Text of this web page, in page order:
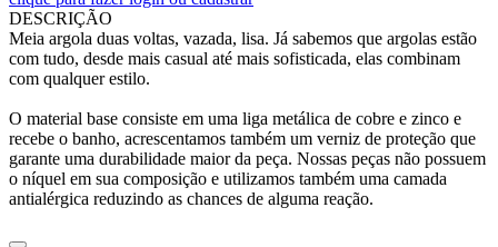
DESCRIÇÃO
Meia argola duas voltas, vazada, lisa. Já sabemos que argolas estão
com tudo, desde mais casual até mais sofisticada, elas combinam
com qualquer estilo.
O material base consiste em uma liga metálica de cobre e zinco e
recebe o banho, acrescentamos também um verniz de proteção que
garante uma durabilidade maior da peça. Nossas peças não possuem
o níquel em sua composição e utilizamos também uma camada
antialérgica reduzindo as chances de alguma reação.